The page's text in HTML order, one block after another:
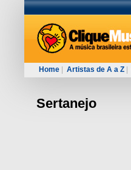
Home Artistas de A a Z
Sertanejo